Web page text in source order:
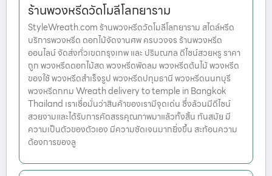
ร้านพวงหรีดวัดโมลีโลกยาราม
StyleWreath.com ร้านพวงหรีดวัดโมลีโลกยาราม สไตล์หรีด
บริการพวงหรีด ดอกไม้จัดงานศพ ครบวงจร ร้านพวงหรีด
ออนไลน์ จัดส่งทั่วเขตกรุงเทพ และ ปริมณฑล ดีไซน์สวยหรู ราคา
ถูก พวงหรีดดอกไม้สด พวงหรีดพัดลม พวงหรีดต้นไม้ พวงหรีด
ของใช้ พวงหรีดสำเร็จรูป พวงหรีดปทุมธานี พวงหรีดนนทบุรี
พวงหรีดกทม Wreath delivery to temple in Bangkok
Thailand เราเชื่อมั่นว่าสินค้าของเรามีจุดเด่น ซึ่งล้วนมีดีไซน์
สวยงามและได้รับการคัดสรรคุณภาพมาแล้วทั้งสิ้น ทันสมัย มี
ความเป็นตัวของตัวเอง มีความชัดเจนมากยิ่งขึ้น สะท้อนความ
ต้องการของลู